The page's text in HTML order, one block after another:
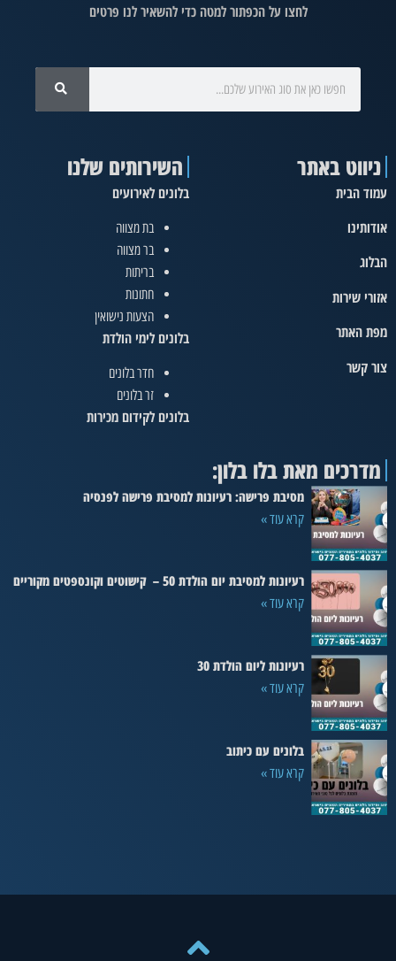
לחצו על הכפתור למטה כדי להשאיר לנו פרטים
ניווט באתר
עמוד הבית
אודותינו
הבלוג
אזורי שירות
מפת האתר
צור קשר
השירותים שלנו
בלונים לאירועים
בת מצווה
בר מצווה
בריתות
חתונות
הצעות נישואין
בלונים לימי הולדת
חדר בלונים
זר בלונים
בלונים לקידום מכירות
מדרכים מאת בלו בלון:
מסיבת פרישה: רעיונות למסיבת פרישה לפנסיה
קרא עוד »
רעיונות למסיבת יום הולדת 50 – קישוטים וקונספטים מקוריים
קרא עוד »
רעיונות ליום הולדת 30
קרא עוד »
בלונים עם כיתוב
קרא עוד »